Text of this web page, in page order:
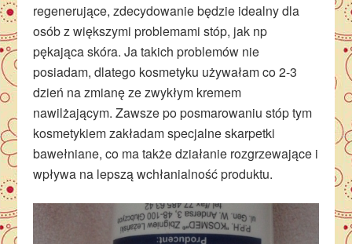
regenerujące, zdecydowanie będzie idealny dla
osób z większymi problemami stóp, jak np
pękająca skóra. Ja takich problemów nie
posiadam, dlatego kosmetyku używałam co 2-3
dzień na zmianę ze zwykłym kremem
nawilżającym. Zawsze po posmarowaniu stóp tym
kosmetykiem zakładam specjalne skarpetki
bawełniane, co ma także działanie rozgrzewające i
wpływa na lepszą wchłanialność produktu.